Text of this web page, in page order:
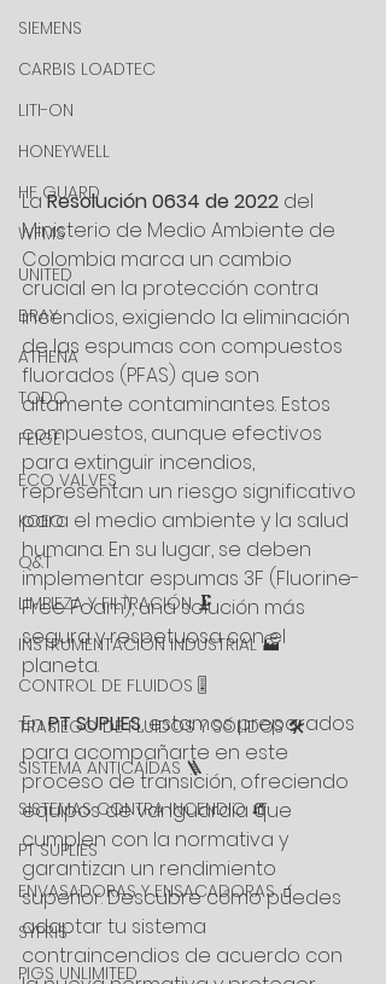
SIEMENS
CARBIS LOADTEC
LITI-ON
HONEYWELL
HF GUARD
WFMS
UNITED
BRAY
ATHENA
TODO
FEIGE
ECO VALVES
KOEO
Q&T
LIMPIEZA Y FILTRACIÓN 🗜️
INSTRUMENTACIÓN INDUSTRIAL 🏭
CONTROL DE FLUIDOS 🎚️
TRASIEGO DE FLUIDOS Y SÓLIDOS 🛠️
SISTEMA ANTICAÍDAS 🪜
SISTEMAS CONTRA INCENDIO 🧯
PT SUPLIES
ENVASADORAS Y ENSACADORAS 🧃
SYPRIS
PIGS UNLIMITED
La Resolución 0634 de 2022 del
Ministerio de Medio Ambiente de
Colombia marca un cambio
crucial en la protección contra
incendios, exigiendo la eliminación
de las espumas con compuestos
fluorados (PFAS) que son
altamente contaminantes. Estos
compuestos, aunque efectivos
para extinguir incendios,
representan un riesgo significativo
para el medio ambiente y la salud
humana. En su lugar, se deben
implementar espumas 3F (Fluorine-
Free Foam), una solución más
segura y respetuosa con el
planeta.
En PT SUPLIES, estamos preparados
para acompañarte en este
proceso de transición, ofreciendo
equipos de vanguardia que
cumplen con la normativa y
garantizan un rendimiento
superior. Descubre cómo puedes
adaptar tu sistema
contraincendios de acuerdo con